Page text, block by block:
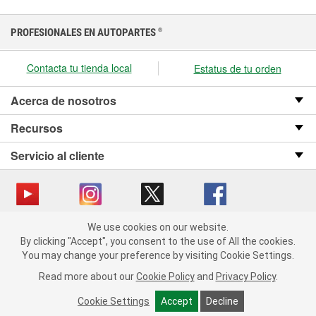
We use cookies on our website. By clicking "Accept", you consent
to the use of All the cookies.
You may change your preference by visiting Cookie Settings.
Read more about our Cookie Policy and Privacy Policy.
Cookie Settings Accept Decline
PROFESIONALES EN AUTOPARTES ®
Contacta tu tienda local Estatus de tu orden
Acerca de nosotros
Recursos
Servicio al cliente
Copyright © 2008-2026 O’Reilly Auto Parts v OST_3.2.0.0.729 (3) cv1361
catalog_main
Política de privacidad
Ley de transparencia en las cadenas de suministro
de California
We use cookies on our website.
By clicking "Accept", you consent to the use of All the cookies.
You may change your preference by visiting Cookie Settings.
Read more about our Cookie Policy and Privacy Policy.
Cookie Settings Accept Decline